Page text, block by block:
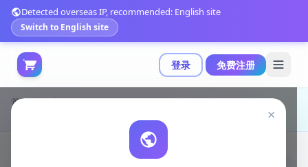
登录 免费注册
Detected overseas IP, recommended: English site
Switch to English site
×
首页 游戏开发 unity资源
Unity 3D-Models